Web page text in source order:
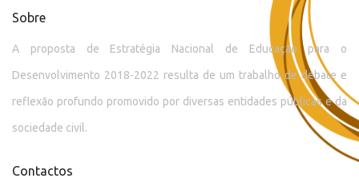
Sobre
A proposta de Estratégia Nacional de Educação para o
Desenvolvimento 2018-2022 resulta de um trabalho de debate e
reflexão profundo promovido por diversas entidades públicas e da
sociedade civil.
Contactos